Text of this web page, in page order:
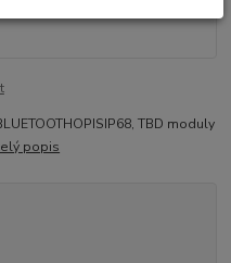
TBD moduly
popis